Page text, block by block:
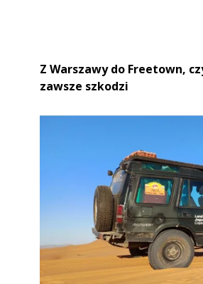
Z Warszawy do Freetown,
zawsze szkodzi